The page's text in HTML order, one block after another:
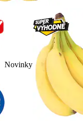
Novinky